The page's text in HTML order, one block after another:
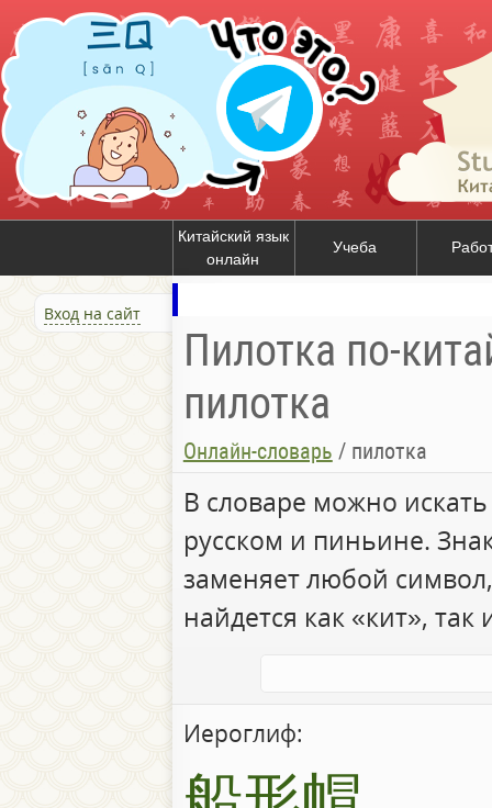
Китайский язык
онлайн
Учеба
Вход на сайт
Пилотка по-
пилотка
Онлайн-словарь / пилотка
В словаре можно
русском и пиньине.
заменяет любой
найдется как «кит», так
Иероглиф: